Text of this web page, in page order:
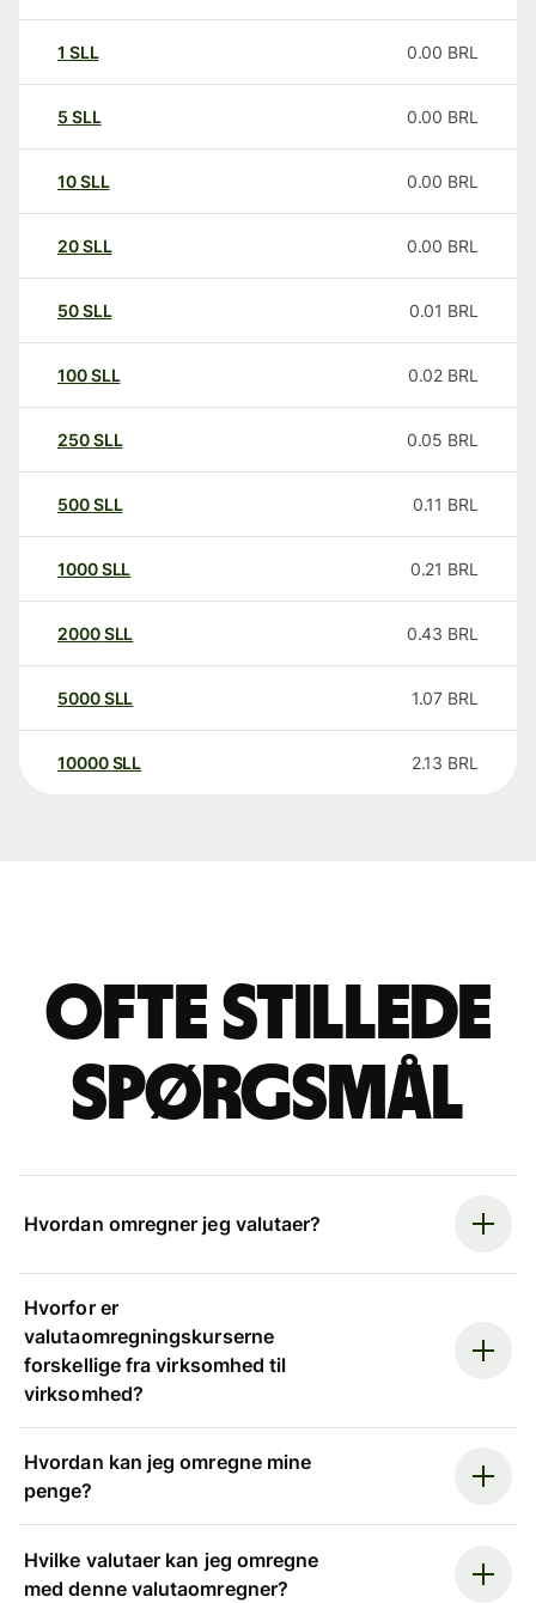
1 SLL 0.00 BRL
5 SLL 0.00 BRL
10SLL 0.00 BRL
20SLL 0.00 BRL
50SLL 0.01 BRL
100SLL 0.02 BRL
250SLL 0.05 BRL
500SLL 0.11 BRL
1000SLL 0.21 BRL
2000SLL 0.43 BRL
5000SLL 1.07 BRL
10000 SLL 2.13 BRL
Ofte stillede
spørgsmål
Hvordan omregner jeg valutaer?
Hvorfor er
valutaomregningskurserne
forskellige fra virksomhed til
virksomhed?
Hvordan kan jeg omregne mine
penge?
Hvilke valutaer kan jeg omregne
med denne valutaomregner?